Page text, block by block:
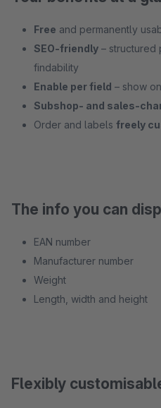
Free and permanently
SEO-friendly – structured
findability
Enable per field – show
Subshop- and sales-
Order and labels freely
The info you can
EAN number
Manufacturer number
Weight
Length, width and height
Flexibly